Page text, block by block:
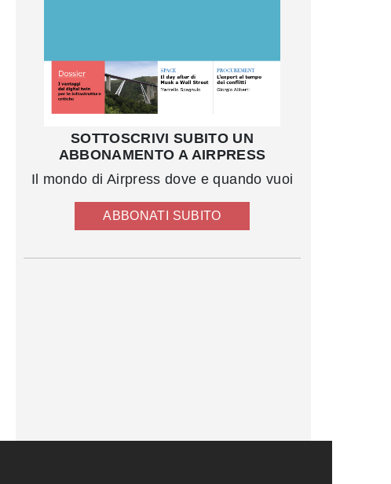
SOTTOSCRIVI SUBITO UN
ABBONAMENTO A AIRPRESS
Il mondo di Airpress dove e quando vuoi
ABBONATI SUBITO